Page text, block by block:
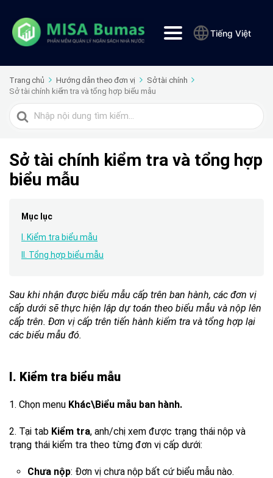
Tiếng Việt
Trang chủ Hướng dẫn theo đơn vị
Sở tài chính
Sở tài chính kiểm tra và tổng hợp biểu mẫu
Tìm
kiếm
Sở tài chính kiểm tra và tổng hợp
biểu mẫu
Mục lục
I. Kiểm tra biểu mẫu
II. Tổng hợp biểu mẫu
Sau khi nhận được biểu mẫu cấp trên ban hành, các đơn vị
cấp dưới sẽ thực hiện lập dự toán theo biểu mẫu và nộp lên
cấp trên. Đơn vị cấp trên tiến hành kiểm tra và tổng hợp lại
các biểu mẫu đó.
I. Kiểm tra biểu mẫu
1. Chọn menu Khác\Biểu mẫu ban hành.
2. Tại tab Kiểm tra, anh/chị xem được trạng thái nộp và
trạng thái kiểm tra theo từng đơn vị cấp dưới:
Chưa nộp: Đơn vị chưa nộp bất cứ biểu mẫu nào.